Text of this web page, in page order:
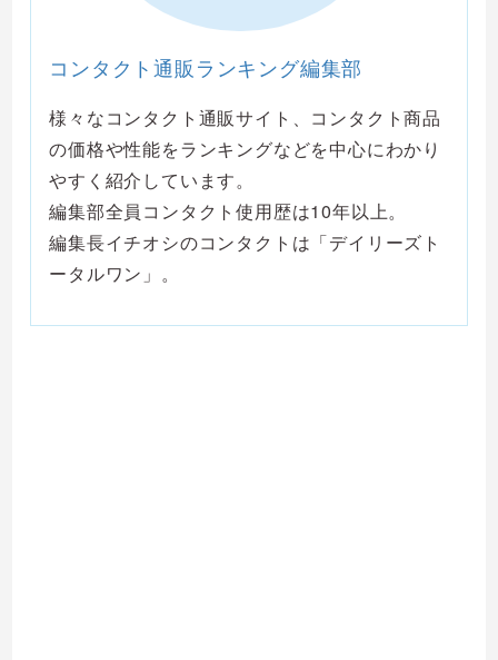
コンタクト通販ランキング編集部
様々なコンタクト通販サイト、コンタクト商品
の価格や性能をランキングなどを中心にわかり
やすく紹介しています。
編集部全員コンタクト使用歴は10年以上。
編集長イチオシのコンタクトは「デイリーズト
ータルワン」。